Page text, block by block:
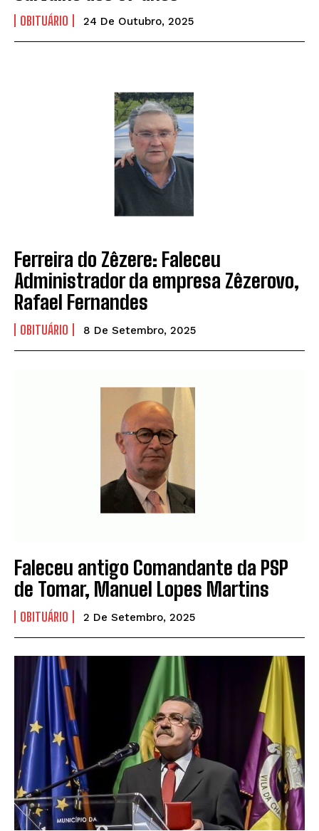
OBITUÁRIO 24 De Outubro, 2025
Ferreira do Zêzere: Faleceu
Administrador da empresa Zêzerovo,
Rafael Fernandes
OBITUÁRIO 8 De Setembro, 2025
Faleceu antigo Comandante da PSP
de Tomar, Manuel Lopes Martins
OBITUÁRIO 2 De Setembro, 2025